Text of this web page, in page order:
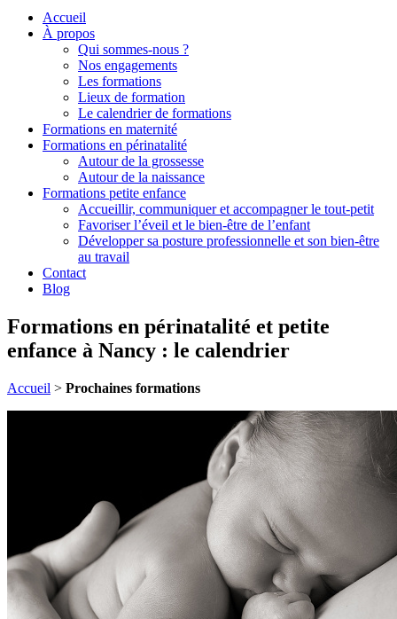
Accueil
À propos
Qui sommes-nous ?
Nos engagements
Les formations
Lieux de formation
Le calendrier de formations
Formations en maternité
Formations en périnatalité
Autour de la grossesse
Autour de la naissance
Formations petite enfance
Accueillir, communiquer et accompagner le tout-petit
Favoriser l’éveil et le bien-être de l’enfant
Développer sa posture professionnelle et son bien-être
au travail
Contact
Blog
Formations en périnatalité et petite
enfance à Nancy : le calendrier
Accueil > Prochaines formations